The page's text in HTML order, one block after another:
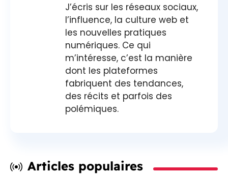
J’écris sur les réseaux sociaux,
l’influence, la culture web et
les nouvelles pratiques
numériques. Ce qui
m’intéresse, c’est la manière
dont les plateformes
fabriquent des tendances,
des récits et parfois des
polémiques.
Articles populaires